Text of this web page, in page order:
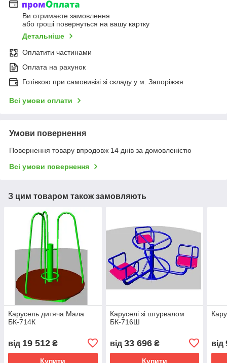
Ви отримаєте замовлення
або гроші повернуться на вашу картку
Детальніше
Оплатити частинами
Оплата на рахунок
Готівкою при самовивізі зі складу у м. Запоріжжя
Всі умови оплати
Умови повернення
Повернення товару впродовж 14 днів за домовленістю
Всі умови повернення
З цим товаром також замовляють
Карусель дитяча Мала
БК-714К
від 19 512 ₴
Купити
Каруселі зі штурвалом
БК-716Ш
від 33 696₴
Купити
від